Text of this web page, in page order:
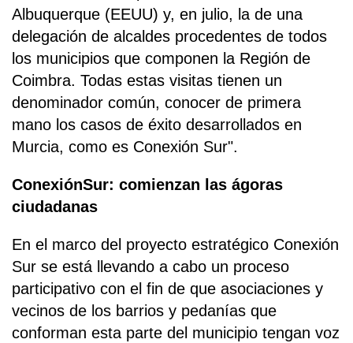
Albuquerque (EEUU) y, en julio, la de una
delegación de alcaldes procedentes de todos
los municipios que componen la Región de
Coimbra. Todas estas visitas tienen un
denominador común, conocer de primera
mano los casos de éxito desarrollados en
Murcia, como es Conexión Sur".
ConexiónSur: comienzan las ágoras
ciudadanas
En el marco del proyecto estratégico Conexión
Sur se está llevando a cabo un proceso
participativo con el fin de que asociaciones y
vecinos de los barrios y pedanías que
conforman esta parte del municipio tengan voz